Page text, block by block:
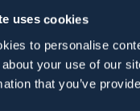
uses cookies
to personalise
your use of our
that you’ve